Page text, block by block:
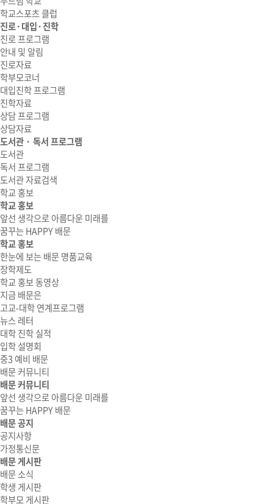
학교스포츠 클럽
진로·대입·진학
진로 프로그램
안내 및 알림
진로자료
학부모코너
대입진학 프로그램
진학자료
상담 프로그램
상담자료
도서관 · 독서 프로그램
도서관
독서 프로그램
도서관 자료검색
학교 홍보
학교 홍보
앞선 생각으로 아름다운 미래를
꿈꾸는 HAPPY 배문
학교 홍보
한눈에 보는 배문 명품교육
장학제도
학교 홍보 동영상
지금 배문은
고교-대학 연계프로그램
뉴스 레터
대학 진학 실적
입학 설명회
중3 예비 배문
배문 커뮤니티
배문 커뮤니티
앞선 생각으로 아름다운 미래를
꿈꾸는 HAPPY 배문
배문 공지
공지사항
가정통신문
배문 게시판
배문 소식
학생 게시판
학부모 게시판